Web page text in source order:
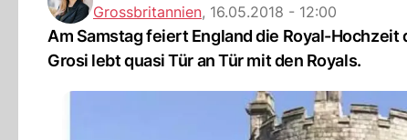
Grossbritannien, 16.05.2018 - 12:00
Am Samstag feiert England die Royal-
Grosi lebt quasi Tür an Tür mit den Royals.